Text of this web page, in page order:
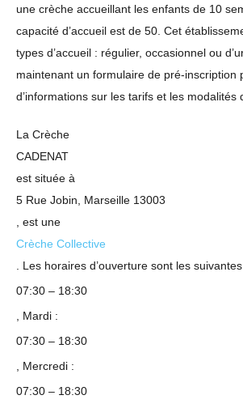
une crèche accueillant les enfants de 10
capacité d’accueil est de 50. Cet
types d’accueil : régulier, occasionnel ou
maintenant un formulaire de pré-inscription
d’informations sur les tarifs et les modalités
La Crèche
CADENAT
est située à
5 Rue Jobin, Marseille 13003
, est une
Crèche Collective
. Les horaires d’ouverture sont les
07:30 – 18:30
, Mardi :
07:30 – 18:30
, Mercredi :
07:30 – 18:30